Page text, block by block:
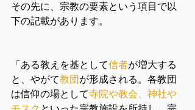
その先に、宗教の要素という項目で以
下の記載があります。
「ある教えを基として信者が増大する
と、やがて教団が形成される。各教団
は信仰の場として寺院や教会、 神社や